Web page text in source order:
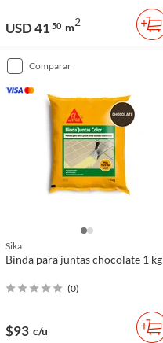
USD 41 50 m2
comparar
Sika
Binda para juntas chocolate 1 kg
(0)
$93 c/u